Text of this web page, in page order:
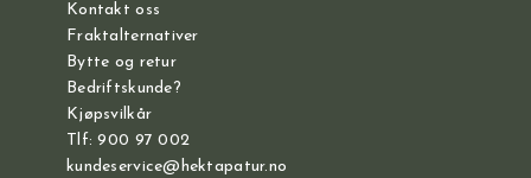
Kontakt oss
Fraktalternativer
Bytte og retur
Bedriftskunde?
Kjøpsvilkår
Tlf: 900 97 002
kundeservice@hektapatur.no